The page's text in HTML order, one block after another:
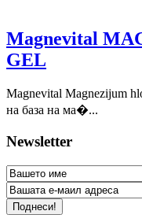
Magnevital
GEL
Magnevital Magnezijum
на база на ма�...
Newsletter